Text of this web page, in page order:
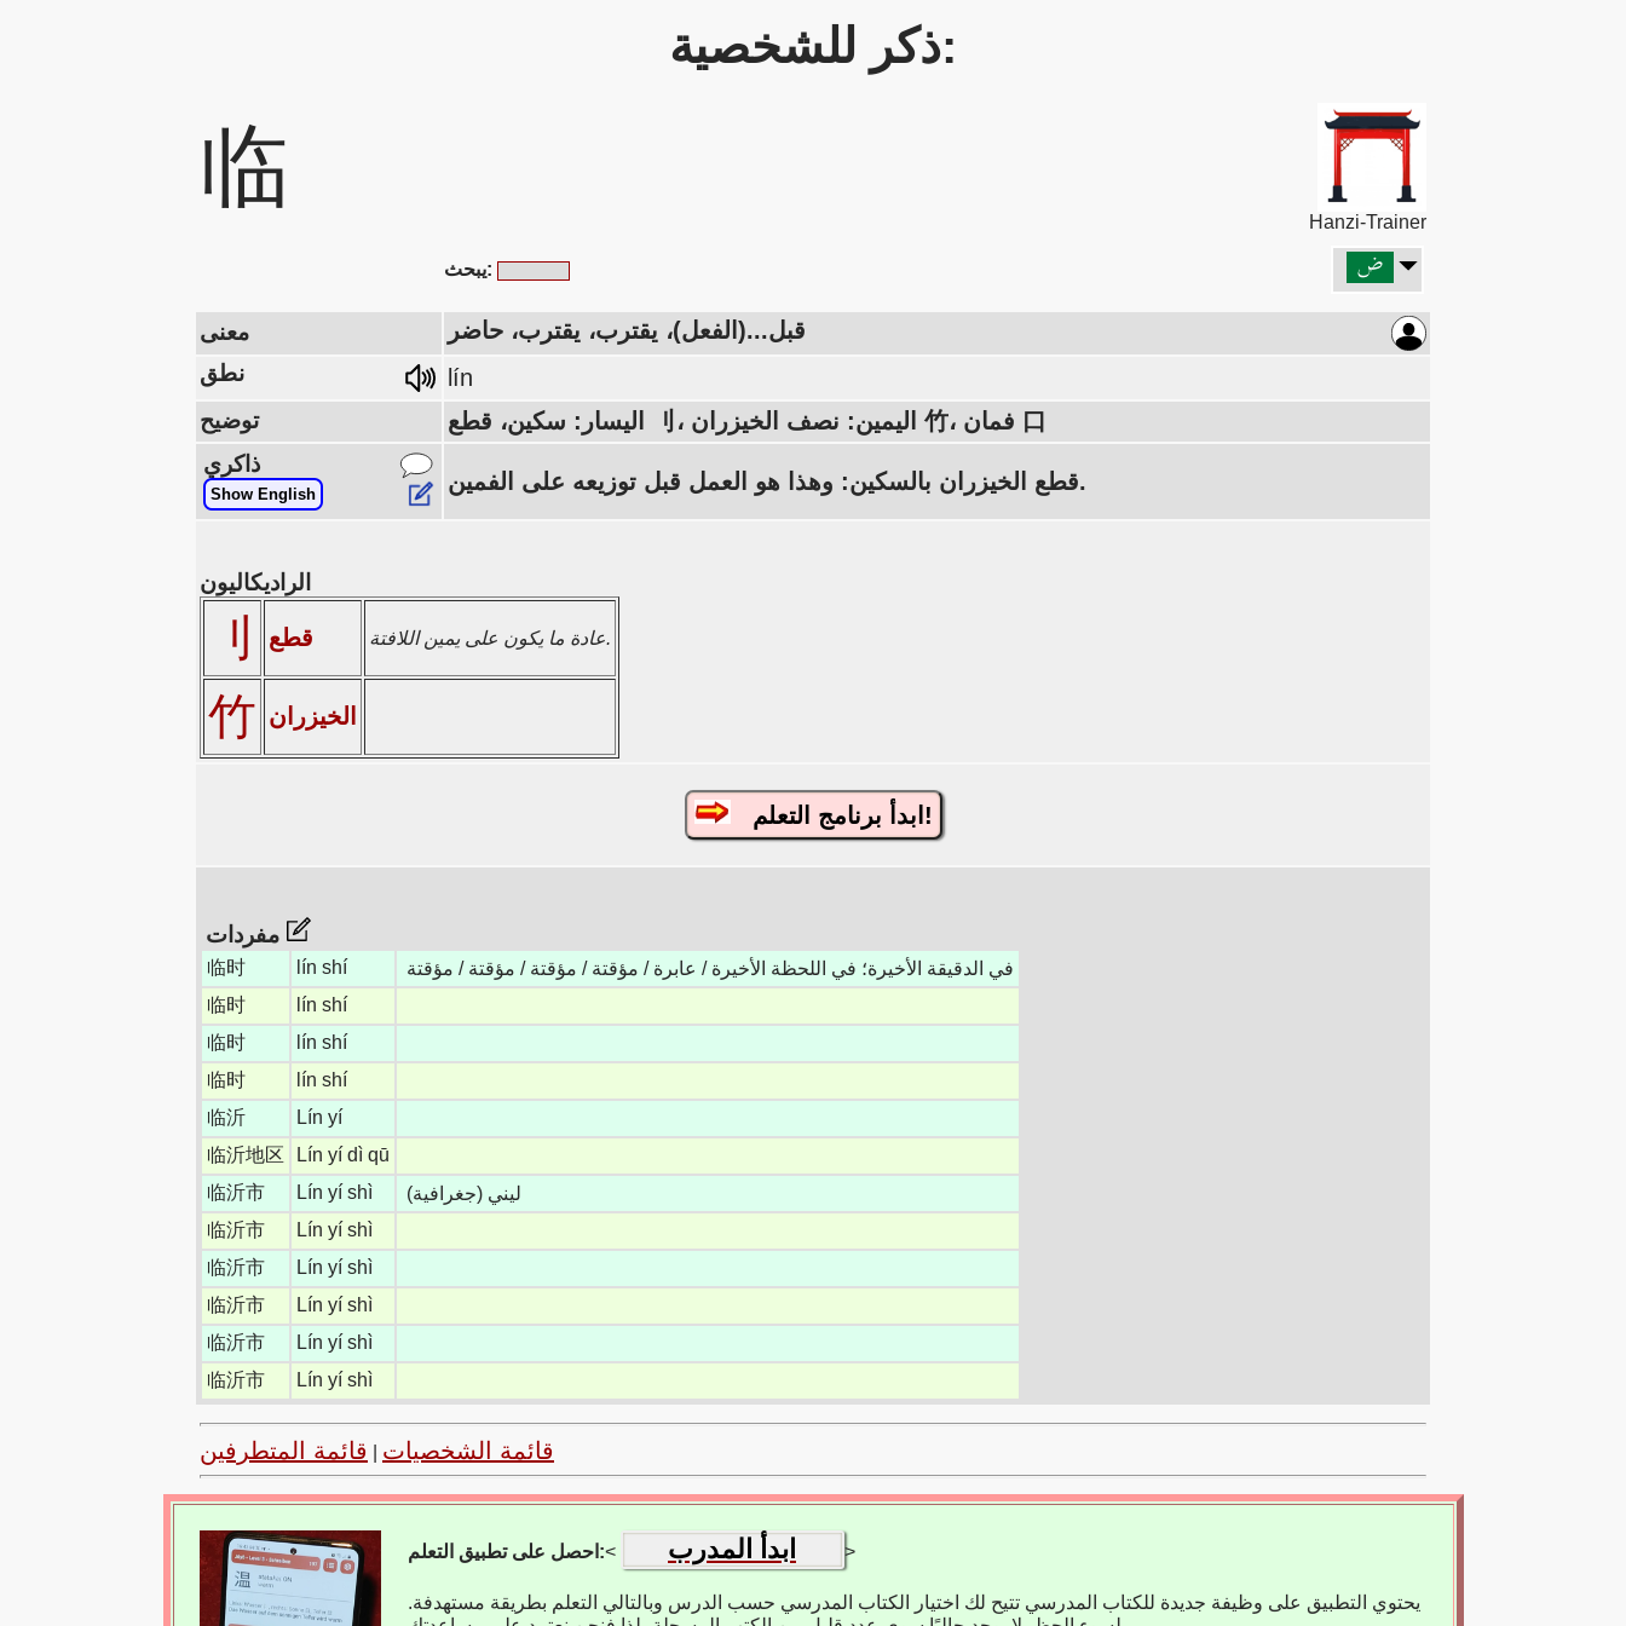
ذكر للشخصية:
临
Hanzi-Trainer
يبحث:
معنى قبل...(الفعل)، يقترب، يقترب، حاضر
نطق lín
توضيح اليسار: سكين، قطع 刂، اليمين: نصف الخيزران 竹، فمان 口
ذاكري
Show English قطع الخيزران بالسكين: وهذا هو العمل قبل توزيعه على الفمين.
الراديكاليون
刂 قطع عادة ما يكون على يمين اللافتة.
竹 الخيزران
ابدأ برنامج التعلم!
临时 lín shí
في الدقيقة الأخيرة؛ في اللحظة الأخيرة / عابرة / مؤقتة / مؤقتة / مؤقتة / مؤقتة
临时
lín shí
临时
lín shí
临时
lín shí
临沂
Lín yí
临沂地区
Lín yí dì qū
临沂市
Lín yí shì
ليني (جغرافية)
临沂市
Lín yí shì
临沂市
Lín yí shì
临沂市
Lín yí shì
临沂市
Lín yí shì
临沂市
Lín yí shì
قائمة الشخصيات قائمة المتطرفين
احصل على تطبيق التعلم:< ابدأ المدرب >
يحتوي التطبيق على وظيفة جديدة للكتاب المدرسي تتيح لك اختيار الكتاب المدرسي حسب الدرس وبالتالي التعلم بطريقة مستهدفة.